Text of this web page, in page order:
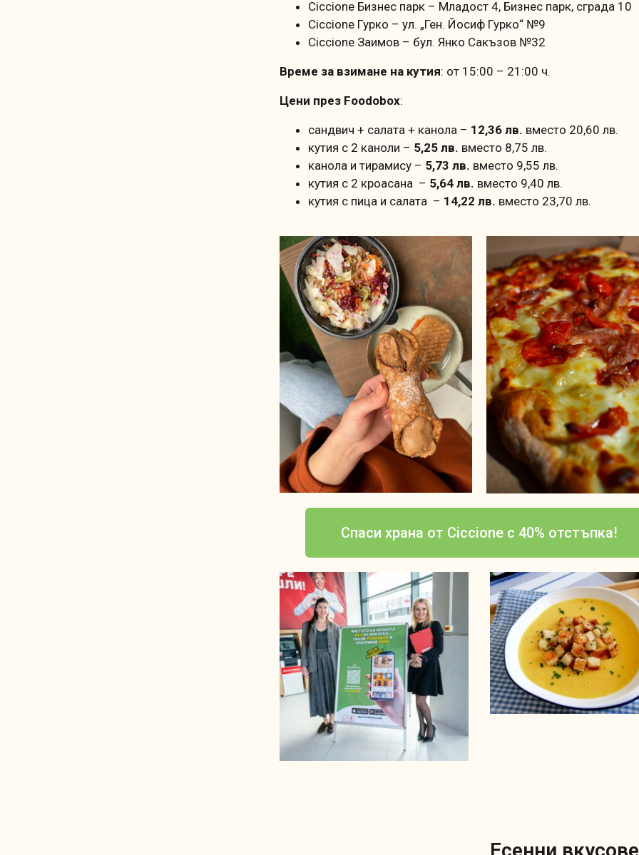
Ciccione Бизнес парк – Младост 4, Бизнес парк, сграда 10
Ciccione Гурко – ул. „Ген. Йосиф Гурко“ №9
Ciccione Заимов – бул. Янко Сакъзов №32
Време за взимане на кутия: от 15:00 – 21:00 ч.
Цени през Foodobox:
сандвич + салата + канола – 12,36 лв. вместо 20,60 лв.
кутия с 2 каноли – 5,25 лв. вместо 8,75 лв.
канола и тирамису – 5,73 лв. вместо 9,55 лв.
кутия с 2 кроасана – 5,64 лв. вместо 9,40 лв.
кутия с пица и салата – 14,22 лв. вместо 23,70 лв.
Спаси храна от Ciccione с 40% отстъпка!